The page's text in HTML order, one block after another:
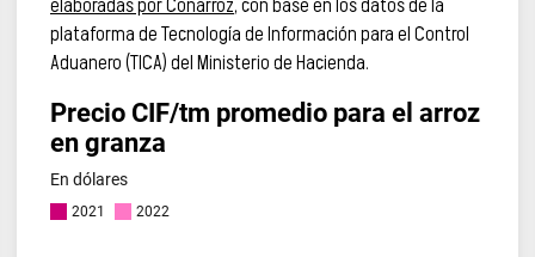
elaboradas por Conarroz, con base en los datos de la
plataforma de Tecnología de Información para el Control
Aduanero (TICA) del Ministerio de Hacienda.